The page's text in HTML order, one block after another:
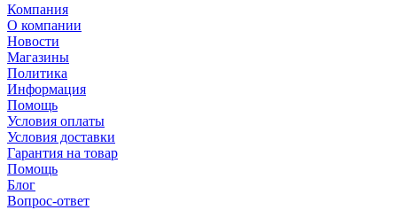
Компания
О компании
Новости
Магазины
Политика
Информация
Помощь
Условия оплаты
Условия доставки
Гарантия на товар
Помощь
Блог
Вопрос-ответ